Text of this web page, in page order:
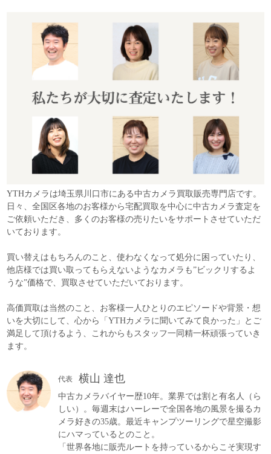
YTHカメラは埼玉県川口市にある中古カメラ買取販売専門店です。
日々、全国区各地のお客様から宅配買取を中心に中古カメラ査定を
ご依頼いただき、多くのお客様の売りたいをサポートさせていただ
いております。
買い替えはもちろんのこと、使わなくなって処分に困っていたり、
他店様では買い取ってもらえないようなカメラも”ビックリするよ
うな”価格で、買取させていただいております。
高価買取は当然のこと、お客様一人ひとりのエピソードや背景・想
いを大切にして、心から「YTHカメラに聞いてみて良かった」とご
満足して頂けるよう、これからもスタッフ一同精一杯頑張っていき
ます。
代表 横山 達也
中古カメラバイヤー歴10年。業界では割と有名人（ら
しい）。毎週末はハーレーで全国各地の風景を撮るカ
メラ好きの35歳。最近キャンプツーリングで星空撮影
にハマっているとのこと。
「世界各地に販売ルートを持っているからこそ実現す